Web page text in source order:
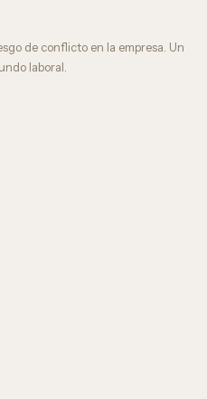
de conflicto en la empresa. Un
laboral.